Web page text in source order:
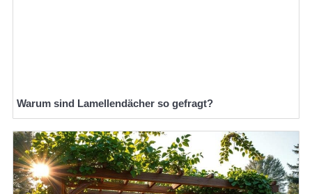
Warum sind Lamellendächer so gefragt?